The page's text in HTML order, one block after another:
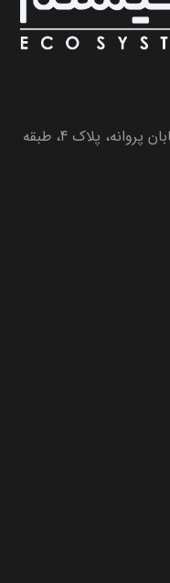
تهران، بزرگراه جلال آل احمد، خیابان پروانه، پلاک 4، طبقه